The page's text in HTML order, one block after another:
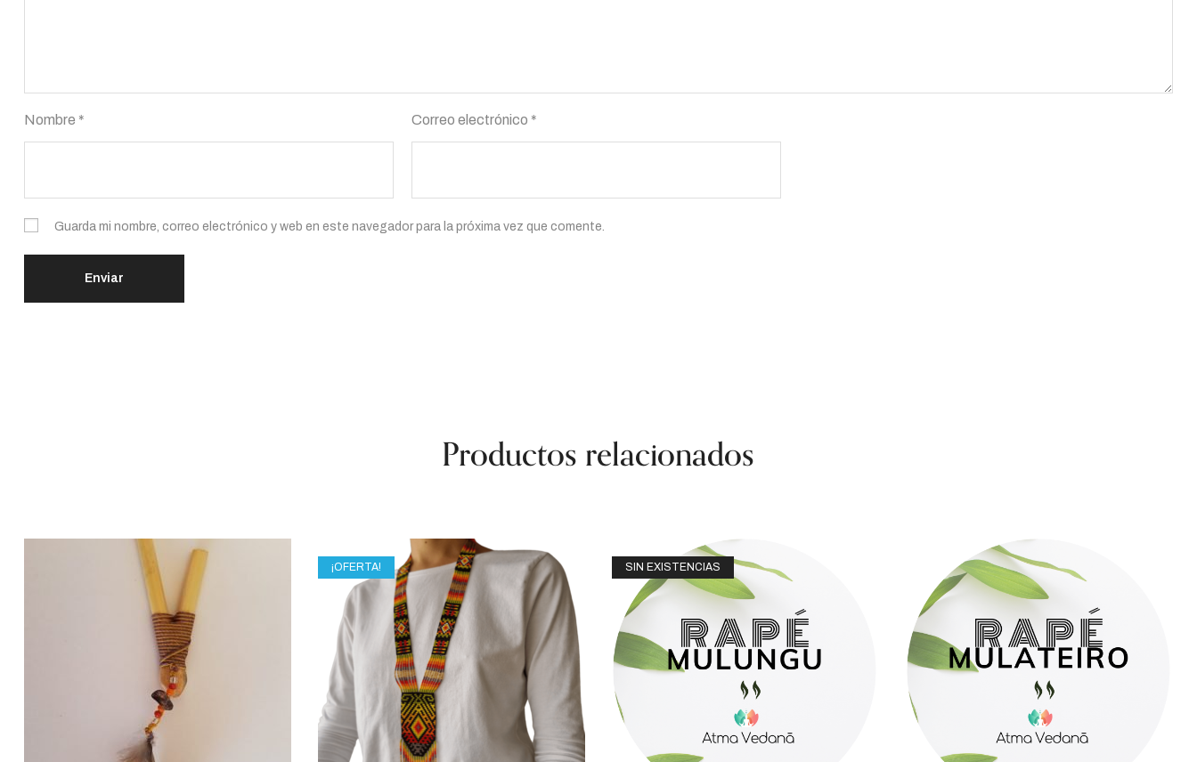
Nombre * Correo electrónico *
Guarda mi nombre, correo electrónico y web en este navegador para la próxima vez que comente.
Productos relacionados
¡OFERTA! SIN EXISTENCIAS